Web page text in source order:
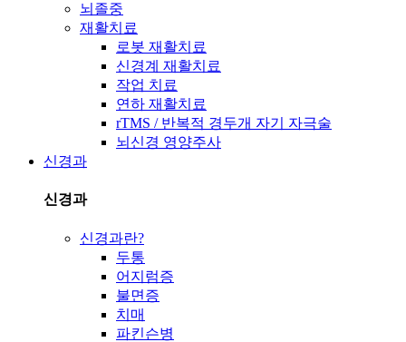
뇌졸중
재활치료
로봇 재활치료
신경계 재활치료
작업 치료
연하 재활치료
rTMS / 반복적 경두개 자기 자극술
뇌신경 영양주사
신경과
신경과
신경과란?
두통
어지럼증
불면증
치매
파킨슨병